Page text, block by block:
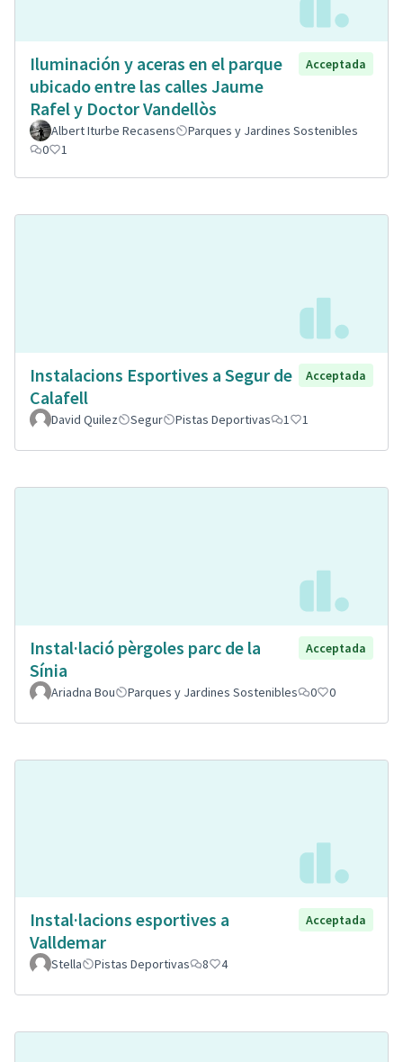
Iluminación y aceras en el parque
ubicado entre las calles Jaume
Rafel y Doctor Vandellòs
Acceptada
Albert Iturbe Recasens
Parques y Jardines Sostenibles
0
1
Instalacions Esportives a Segur de
Calafell
Acceptada
David Quilez Segur Pistas Deportivas 1 1
Instal·lació pèrgoles parc de la
Sínia
Acceptada
Ariadna Bou Parques y Jardines Sostenibles 0 0
Instal·lacions esportives a
Valldemar
Acceptada
Stella Pistas Deportivas 8 4